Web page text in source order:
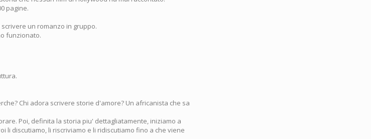
pagine.
un romanzo in gruppo.
funzionato.
Chi adora scrivere storie d'amore? Un africanista che sa
Poi, definita la storia piu' dettagliatamente, iniziamo a
li discutiamo, li riscriviamo e li ridiscutiamo fino a che viene